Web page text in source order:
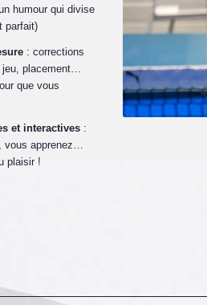
humour qui divise
parfait)
: corrections
jeu, placement…
que vous
et interactives :
vous apprenez…
plaisir !